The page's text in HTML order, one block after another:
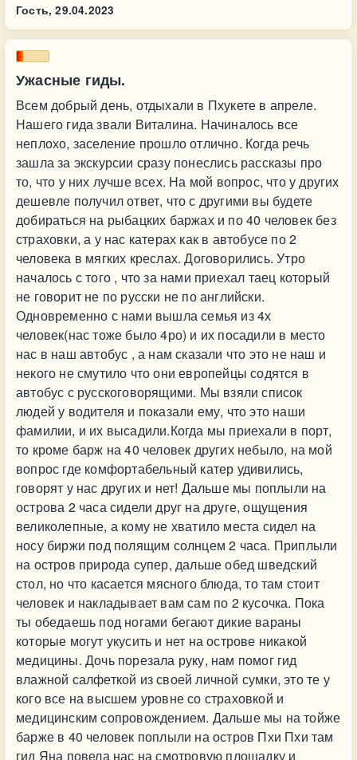
Гость, 29.04.2023
Ужасные гиды.
Всем добрый день, отдыхали в Пхукете в апреле.
Нашего гида звали Виталина. Начиналось все
неплохо, заселение прошло отлично. Когда речь
зашла за экскурсии сразу понеслись рассказы про
то, что у них лучше всех. На мой вопрос, что у других
дешевле получил ответ, что с другими вы будете
добираться на рыбацких баржах и по 40 человек без
страховки, а у нас катерах как в автобусе по 2
человека в мягких креслах. Договорились. Утро
началось с того , что за нами приехал таец который
не говорит не по русски не по английски.
Одновременно с нами вышла семья из 4х
человек(нас тоже было 4ро) и их посадили в место
нас в наш автобус , а нам сказали что это не наш и
некого не смутило что они европейцы содятся в
автобус с русскоговорящими. Мы взяли список
людей у водителя и показали ему, что это наши
фамилии, и их высадили.Когда мы приехали в порт,
то кроме барж на 40 человек других небыло, на мой
вопрос где комфортабельный катер удивились,
говорят у нас других и нет! Дальше мы поплыли на
острова 2 часа сидели друг на друге, ощущения
великолепные, а кому не хватило места сидел на
носу биржи под полящим солнцем 2 часа. Приплыли
на остров природа супер, дальше обед шведский
стол, но что касается мясного блюда, то там стоит
человек и накладывает вам сам по 2 кусочка. Пока
ты обедаешь под ногами бегают дикие вараны
которые могут укусить и нет на острове никакой
медицины. Дочь порезала руку, нам помог гид
влажной салфеткой из своей личной сумки, это те у
кого все на высшем уровне со страховкой и
медицинским сопровождением. Дальше мы на тойже
барже в 40 человек поплыли на остров Пхи Пхи там
гид Яна повела нас на смотровую площадку и